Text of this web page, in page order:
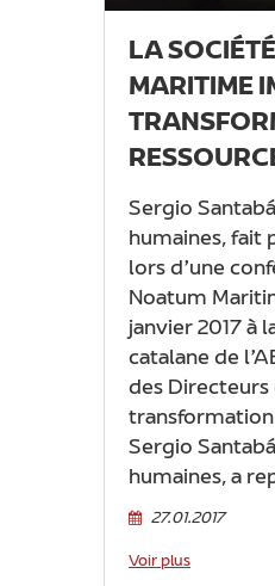
LA
MARITIME
Sergio
humaines, fait
lors d’une
Noatum
janvier 2017 à
catalane de
des Directeurs
Sergio
humaines, a
27.01.2017
Voir plus